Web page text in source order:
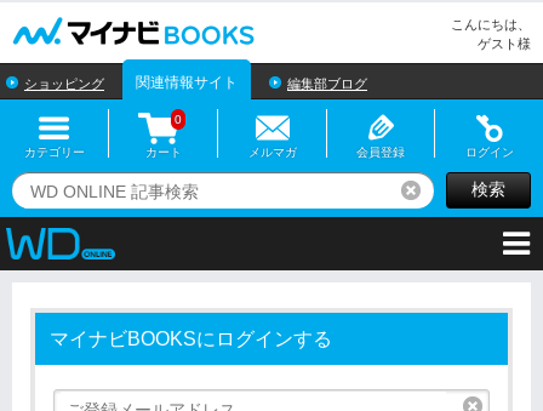
こんにちは、
ゲスト様
ショッピング 関連情報サイト 編集部ブログ
カテゴリー カート
0
メルマガ 会員登録 ログイン
リセット検索
マイナビBOOKSにログインする